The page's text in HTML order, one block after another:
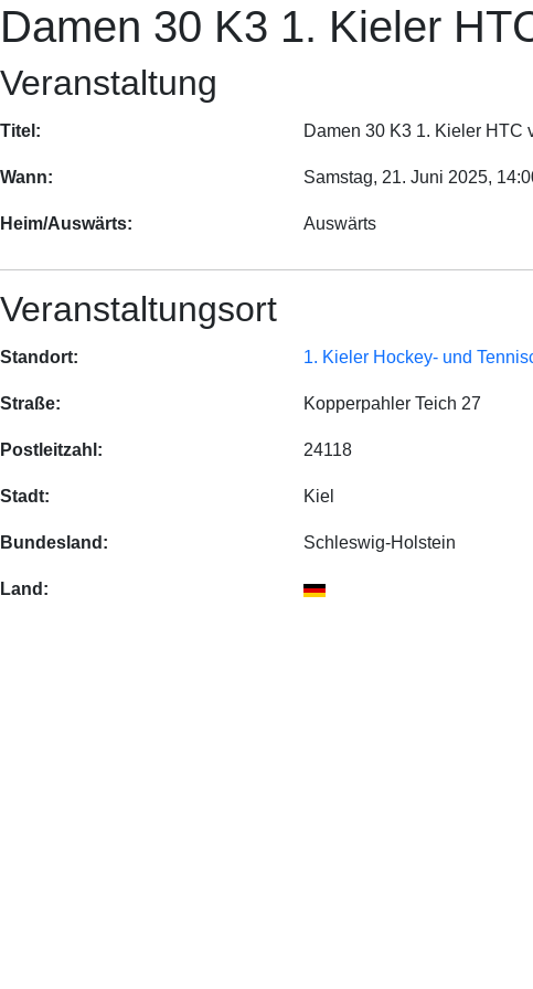
Damen 30 K3 1. Kieler
Veranstaltung
Titel: Damen 30 K3 1. Kieler HTC
Wann: Samstag, 21. Juni 2025,
Heim/Auswärts: Auswärts
Veranstaltungsort
Standort: 1. Kieler Hockey- und
Straße: Kopperpahler Teich 27
Postleitzahl: 24118
Stadt: Kiel
Bundesland: Schleswig-Holstein
Land: